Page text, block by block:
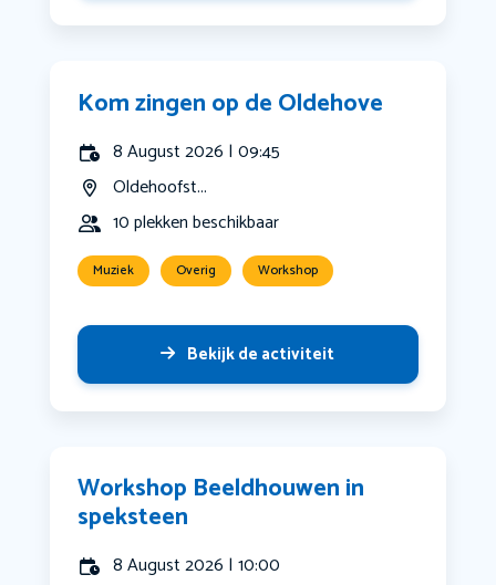
Kom zingen op de Oldehove
8 August 2026 | 09:45
Oldehoofst...
10 plekken beschikbaar
Muziek Overig Workshop
Bekijk de activiteit
Workshop Beeldhouwen in
speksteen
8 August 2026 | 10:00